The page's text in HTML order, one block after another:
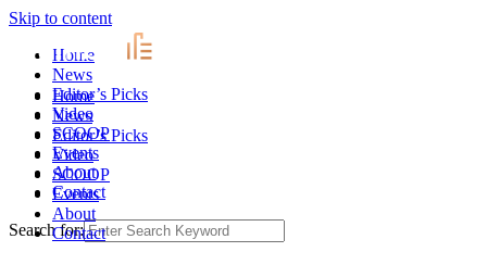
Skip to content
Home
News
Editor’s Picks
Video
SCOOP
Events
About
Contact
Home
News
Editor’s Picks
Video
SCOOP
Events
About
Contact
Search for: